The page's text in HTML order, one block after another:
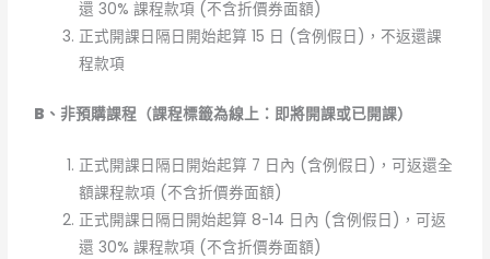
還 30% 課程款項 (不含折價券面額)
正式開課日隔日開始起算 15 日 (含例假日)，不返還課
程款項
B 、非預購課程（課程標籤為線上：即將開課或已開課）
正式開課日隔日開始起算 7 日內 (含例假日)，可返還全
額課程款項 (不含折價券面額)
正式開課日隔日開始起算 8-14 日內 (含例假日)，可返
還 30% 課程款項 (不含折價券面額)